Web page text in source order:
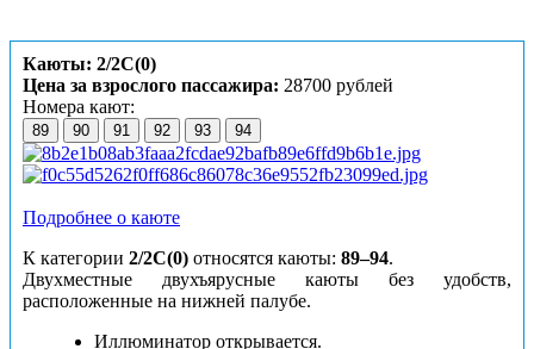
Каюты: 2/2С(0)
Цена за взрослого пассажира: 28700 рублей
Номера кают:
89 90 91 92 93 94
Подробнее о каюте
К категории 2/2С(0) относятся каюты: 89–94.
Двухместные двухъярусные каюты без удобств,
расположенные на нижней палубе.
Иллюминатор открывается.